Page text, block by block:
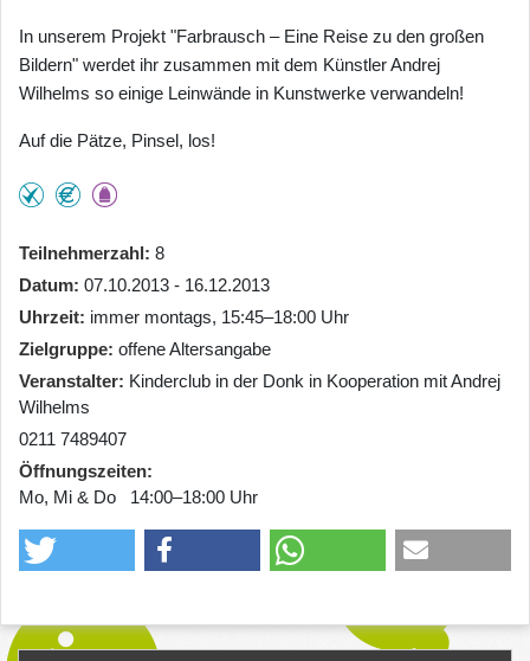
In unserem Projekt "Farbrausch – Eine Reise zu den großen
Bildern" werdet ihr zusammen mit dem Künstler Andrej
Wilhelms so einige Leinwände in Kunstwerke verwandeln!
Auf die Pätze, Pinsel, los!
Teilnehmerzahl 8
Datum 07.10.2013 - 16.12.2013
Uhrzeit immer montags, 15:45–18:00 Uhr
Zielgruppe offene Altersangabe
Veranstalter Kinderclub in der Donk in Kooperation mit Andrej
Wilhelms
0211 7489407
Öffnungszeiten
Mo, Mi & Do 14:00–18:00 Uhr